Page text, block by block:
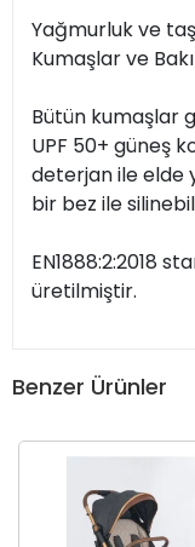
Yağmurluk ve
Kumaşlar ve
Bütün kumaşlar
UPF 50+ güneş
deterjan ile elde
bir bez ile
EN1888:2:2018
üretilmiştir.
Benzer Ürünler